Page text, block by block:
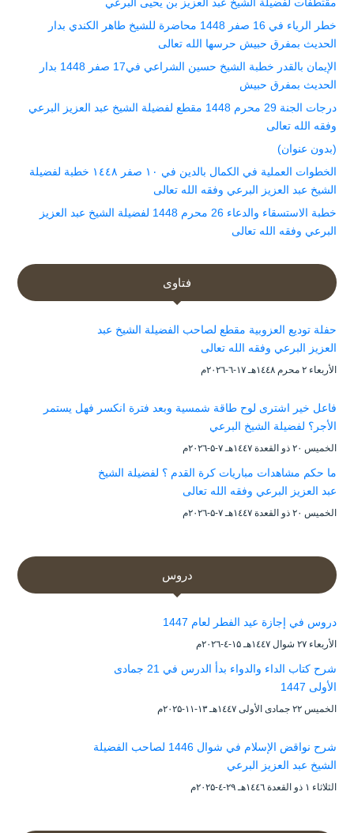
خطر الرياء في 16 صفر 1448 محاضرة للشيخ طاهر الكندي بدار
الحديث بمفرق حبيش حرسها الله تعالى
الإيمان بالقدر خطبة الشيخ حسين الشراعي في17 صفر 1448 بدار
الحديث بمفرق حبيش
درجات الجنة 29 محرم 1448 مقطع لفضيلة الشيخ عبد العزيز البرعي
وفقه الله تعالى
(بدون عنوان)
الخطوات العملية في الكمال بالدين في ١٠ صفر ١٤٤٨ خطبة لفضيلة
الشيخ عبد العزيز البرعي وفقه الله تعالى
خطبة الاستسقاء والدعاء 26 محرم 1448 لفضيلة الشيخ عبد العزيز
البرعي وفقه الله تعالى
فتاوى
حفلة توديع العزوبية مقطع لصاحب الفضيلة الشيخ عبد
العزيز البرعي وفقه الله تعالى
الأربعاء ۲ محرم ۱٤٤۸هـ ۱۷-٦-۲۰۲٦م
فاعل خير اشترى لوح طاقة شمسية وبعد فترة انكسر فهل يستمر
الأجر؟ لفضيلة الشيخ البرعي
الخميس ۲۰ ذو القعدة ۱٤٤۷هـ ۷-۵-۲۰۲٦م
ما حكم مشاهدات مباريات كرة القدم ؟ لفضيلة الشيخ
عبد العزيز البرعي وفقه الله تعالى
الخميس ۲۰ ذو القعدة ۱٤٤۷هـ ۷-۵-۲۰۲٦م
دروس
دروس في إجازة عيد الفطر لعام 1447
الأربعاء ۲۷ شوال ۱٤٤۷هـ ۱۵-٤-۲۰۲٦م
شرح كتاب الداء والدواء بدأ الدرس في 21 جمادى
الأولى 1447
الخميس ۲۲ جمادى الأولى ۱٤٤۷هـ ۱۳-۱۱-۲۰۲۵م
شرح نواقض الإسلام في شوال 1446 لصاحب الفضيلة
الشيخ عبد العزيز البرعي
الثلاثاء ۱ ذو القعدة ۱٤٤٦هـ ۲۹-٤-۲۰۲۵م